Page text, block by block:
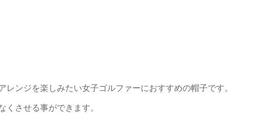
ンジを楽しみたい女子ゴルファーにおすすめの帽子です。
させる事ができます。